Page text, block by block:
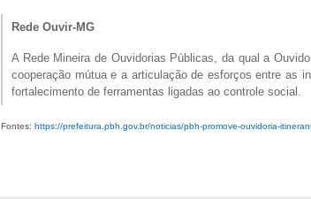
Rede Ouvir-MG
A Rede Mineira de Ouvidorias Públicas, da qual a
cooperação mútua e a articulação de esforços entre as
fortalecimento de ferramentas ligadas ao controle social.
Fontes: https://prefeitura.pbh.gov.br/noticias/pbh-promove-ouvidoria-